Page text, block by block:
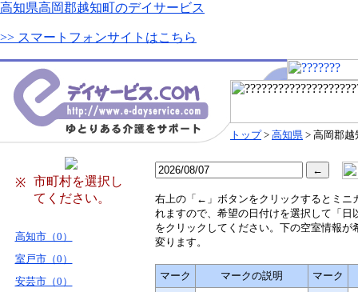
高知県高岡郡越知町のデイサービス
>> スマートフォンサイトはこちら
トップ> 高知県 > 高岡郡越
※
市町村を選択し
てください。
高知市（0）
室戸市（0）
安芸市（0）
右上の「←」ボタンをクリックするとミニ
れますので、希望の日付けを選択して「日
をクリックしてください。下の空室情報が
変ります。
マーク マークの説明
マーク